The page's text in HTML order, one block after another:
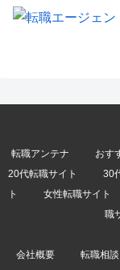
転職アンテナ おす
20代転職サイト
30
ト
女性転職サイト
職
会社概要 転職相談